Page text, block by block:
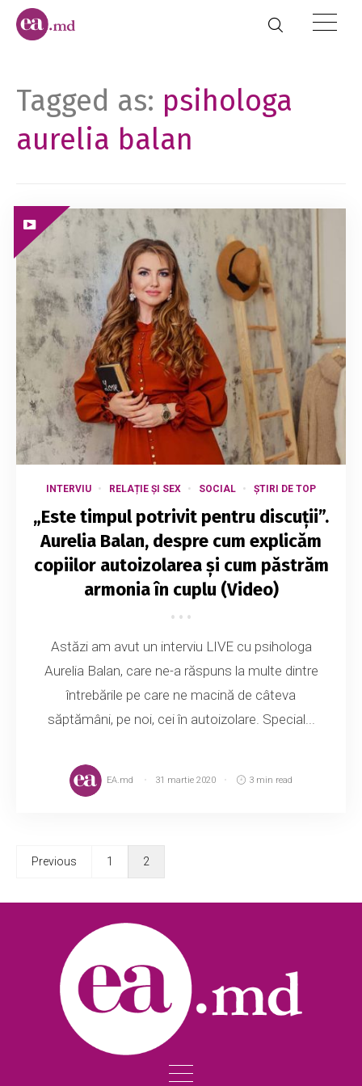
Tagged as: psihologa
aurelia balan
INTERVIU RELAȚIE ȘI SEX SOCIAL ȘTIRI DE TOP
„Este timpul potrivit pentru discuții”.
Aurelia Balan, despre cum explicăm
copiilor autoizolarea și cum păstrăm
armonia în cuplu (Video)
Astăzi am avut un interviu LIVE cu psihologa
Aurelia Balan, care ne-a răspuns la multe dintre
întrebările pe care ne macină de câteva
săptămâni, pe noi, cei în autoizolare. Special...
EA.md 31 martie 2020 3 min read
Previous 1 2